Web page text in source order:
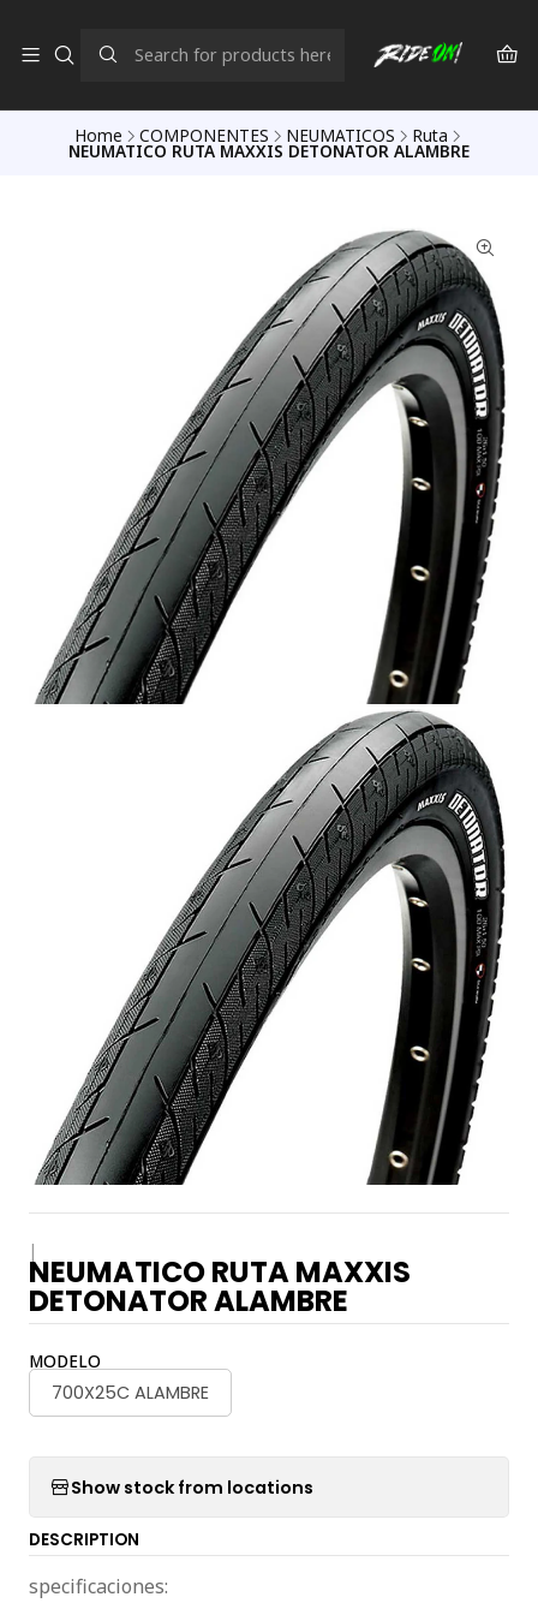
Home COMPONENTES NEUMATICOS Ruta
NEUMATICO RUTA MAXXIS DETONATOR ALAMBRE
|
NEUMATICO RUTA MAXXIS
DETONATOR ALAMBRE
MODELO
700X25C ALAMBRE
Show stock from locations
DESCRIPTION
specificaciones: